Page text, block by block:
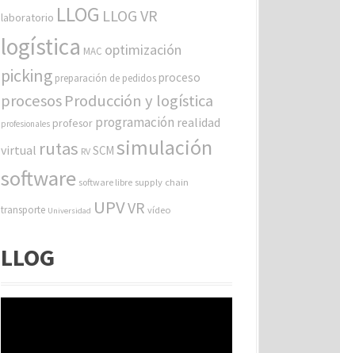
laboratorio LLOG LLOG VR
logística MAC optimización
picking preparación de pedidos proceso
procesosProducción y logística
profesionales profesor programación realidad
virtual rutas RV SCM simulación
software software libre supply chain
transporte Universidad UPVVR vídeo
LLOG